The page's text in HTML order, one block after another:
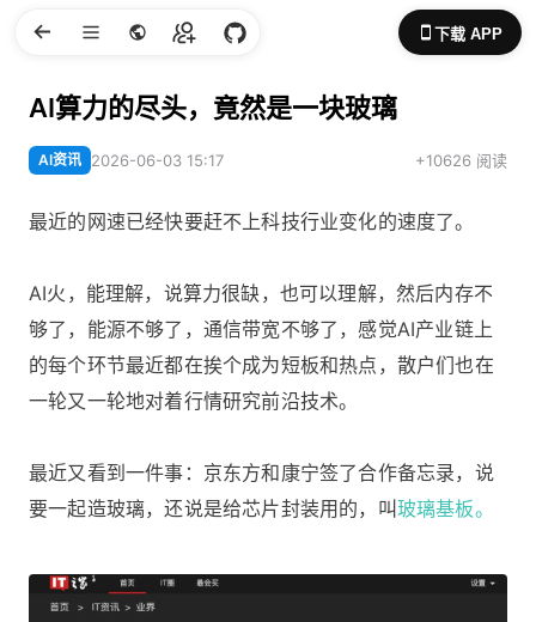
下载 APP
AI算力的尽头，竟然是一块玻璃
AI资讯 2026-06-03 15:17 +10626 阅读
最近的网速已经快要赶不上科技行业变化的速度了。
AI火，能理解，说算力很缺，也可以理解，然后内存不
够了，能源不够了，通信带宽不够了，感觉AI产业链上
的每个环节最近都在挨个成为短板和热点，散户们也在
一轮又一轮地对着行情研究前沿技术。
最近又看到一件事：京东方和康宁签了合作备忘录，说
要一起造玻璃，还说是给芯片封装用的，叫玻璃基板。